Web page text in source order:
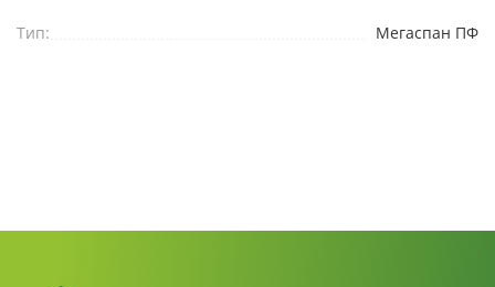
Тип: Мегаспан ПФ